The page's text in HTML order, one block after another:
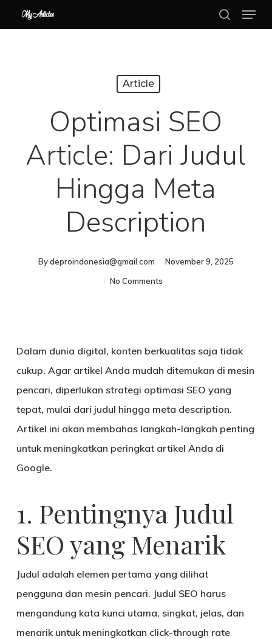
to
search
Menu
Article
Optimasi SEO
Article: Dari Judul
Hingga Meta
Description
Bydeproindonesia@gmail.com
November 9, 2025
No Comments
Dalam dunia digital, konten berkualitas saja tidak
cukup. Agar artikel Anda mudah ditemukan di mesin
pencari, diperlukan strategi optimasi SEO yang
tepat, mulai dari judul hingga meta description.
Artikel ini akan membahas langkah-langkah penting
untuk meningkatkan peringkat artikel Anda di
Google.
1. Pentingnya Judul
SEO yang Menarik
Judul adalah elemen pertama yang dilihat
pengguna dan mesin pencari. Judul SEO harus
mengandung kata kunci utama, singkat, jelas, dan
menarik untuk meningkatkan click-through rate